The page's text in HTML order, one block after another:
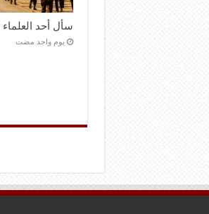
سأل أحد العلماء
‏يوم واحد مضت